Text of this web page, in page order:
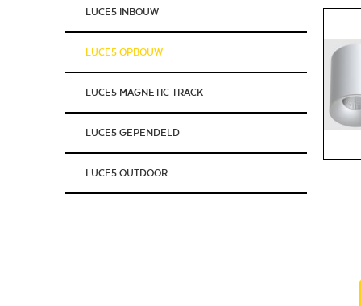
LUCE5 INBOUW
LUCE5 OPBOUW
LUCE5 MAGNETIC TRACK
LUCE5 GEPENDELD
LUCE5 OUTDOOR